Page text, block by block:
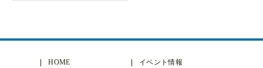
HOME イベント情報